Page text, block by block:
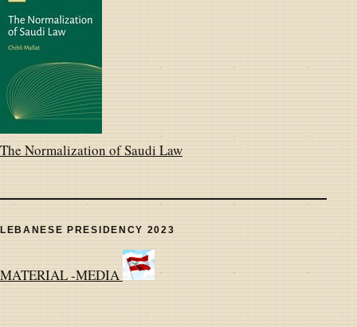
The Normalization of Saudi Law
LEBANESE PRESIDENCY 2023
MATERIAL -MEDIA